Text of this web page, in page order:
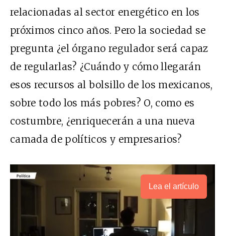
relacionadas al sector energético en los
próximos cinco años. Pero la sociedad se
pregunta ¿el órgano regulador será capaz
de regularlas? ¿Cuándo y cómo llegarán
esos recursos al bolsillo de los mexicanos,
sobre todo los más pobres? O, como es
costumbre, ¿enriquecerán a una nueva
camada de políticos y empresarios?
Lea el artículo